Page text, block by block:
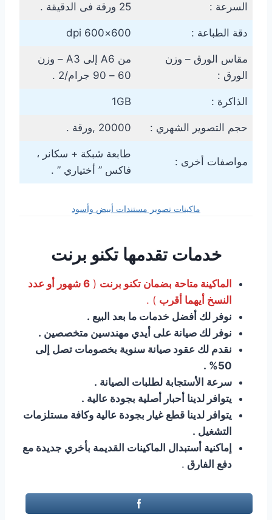
السرعة : 25 ورقة فى الدقيقة .
دقة الطباعة : 600×600 dpi
مقاس الورق – وزن
الورق :
من A6 إلى A3 – وزن
60 – 90 جرام/2 .
الذاكرة : 1GB
حجم التصوير الشهري : 20000 ,ورقة .
مواصفات أخرى :
طابعة شبكة + سكانر ،
فاكس ” أختياري ” .
ماكينات تصوير مستندات أبيض وأسود
خدمات تقدمها تكنو برنت
الماكينة متاحة بضمان تكنو برنت (
6 شهور أو عدد
النسخ أيهما أقرب ) .
نوفر لك أفضل خدمات ما بعد البيع .
نوفر لك صيانة على أيدي مهندسين متخصصين .
نقدم لك عقود صيانة سنوية بخصومات تصل إلى
50% .
سرعة الأستجابة لطلبات الصيانة .
يتوافر لدينا أحبار أصلية بجودة عالية .
يتوافر لدينا قطع غيار بجودة عالية وكافة مستلزمات
التشغيل .
إماكنية أستبدال الماكينات القديمة بأخري جديدة مع
دفع الفارق .